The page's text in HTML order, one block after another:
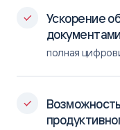
Ускорение
документами
полная